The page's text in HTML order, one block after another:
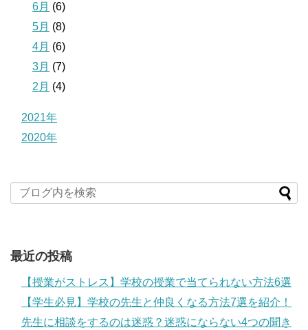
6月 (6)
5月 (8)
4月 (6)
3月 (7)
2月 (4)
2021年
2020年
最近の投稿
【授業がストレス】学校の授業で当てられない方法6選
【学生必見】学校の先生と仲良くなる方法7選を紹介！
先生に相談をするのは迷惑？迷惑にならない4つの聞き